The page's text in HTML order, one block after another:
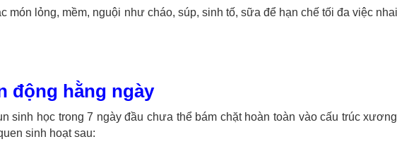
món lỏng, mềm, nguội như cháo, súp, sinh tố, sữa để hạn chế tối đa việc
động hằng ngày
sinh học trong 7 ngày đầu chưa thể bám chặt hoàn toàn vào cấu trúc
sinh hoạt sau: